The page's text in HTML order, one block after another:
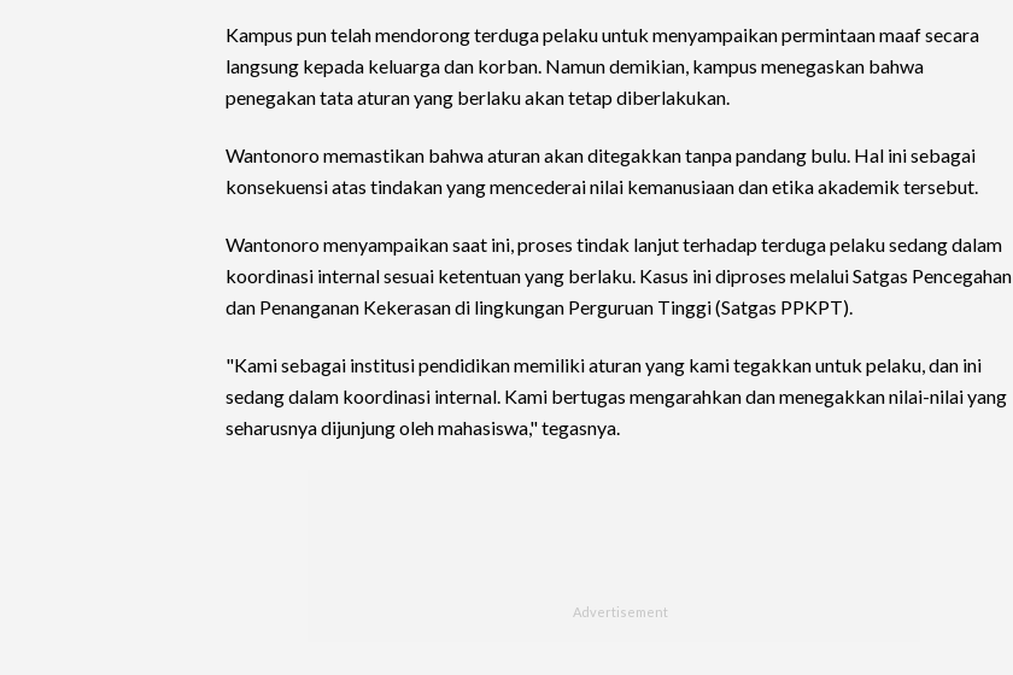
Kampus pun telah mendorong terduga pelaku untuk menyampaikan permintaan maaf secara
langsung kepada keluarga dan korban. Namun demikian, kampus menegaskan bahwa
penegakan tata aturan yang berlaku akan tetap diberlakukan.
Wantonoro memastikan bahwa aturan akan ditegakkan tanpa pandang bulu. Hal ini sebagai
konsekuensi atas tindakan yang mencederai nilai kemanusiaan dan etika akademik tersebut.
Wantonoro menyampaikan saat ini, proses tindak lanjut terhadap terduga pelaku sedang dalam
koordinasi internal sesuai ketentuan yang berlaku. Kasus ini diproses melalui Satgas Pencegahan
dan Penanganan Kekerasan di lingkungan Perguruan Tinggi (Satgas PPKPT).
"Kami sebagai institusi pendidikan memiliki aturan yang kami tegakkan untuk pelaku, dan ini
sedang dalam koordinasi internal. Kami bertugas mengarahkan dan menegakkan nilai-nilai yang
seharusnya dijunjung oleh mahasiswa," tegasnya.